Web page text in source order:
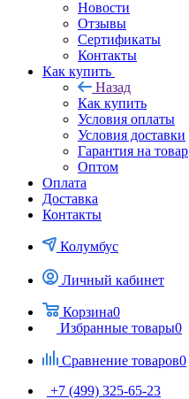
Новости
Отзывы
Сертификаты
Контакты
Как купить
Назад
Как купить
Условия оплаты
Условия доставки
Гарантия на товар
Оптом
Оплата
Доставка
Контакты
Колумбус
Личный кабинет
Корзина0
Избранные товары0
Сравнение товаров0
+7 (499) 325-65-23